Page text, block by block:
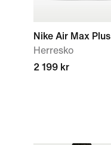
Nike Air Max Plus
Herresko
2 199 kr